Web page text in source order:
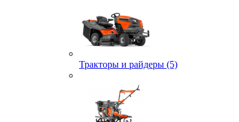
Тракторы и райдеры (5)